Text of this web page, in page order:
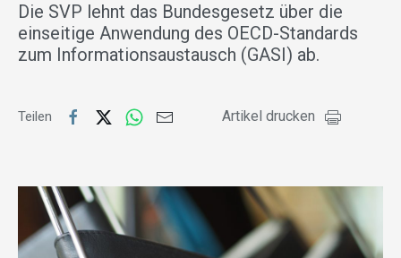
Die SVP lehnt das Bundesgesetz über die
einseitige Anwendung des OECD-Standards
zum Informationsaustausch (GASI) ab.
Teilen Artikel drucken